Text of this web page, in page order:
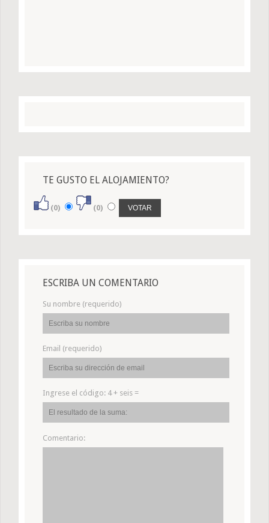
TE GUSTO EL ALOJAMIENTO?
(0) (0)
ESCRIBA UN COMENTARIO
Su nombre (requerido)
Email (requerido)
Ingrese el código: 4 + seis =
Comentario: